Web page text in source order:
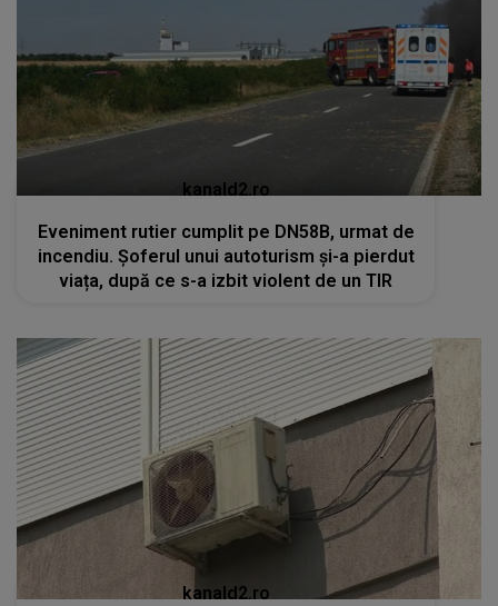
kanald2.ro
Eveniment rutier cumplit pe DN58B, urmat de
incendiu. Șoferul unui autoturism și-a pierdut
viața, după ce s-a izbit violent de un TIR
kanald2.ro